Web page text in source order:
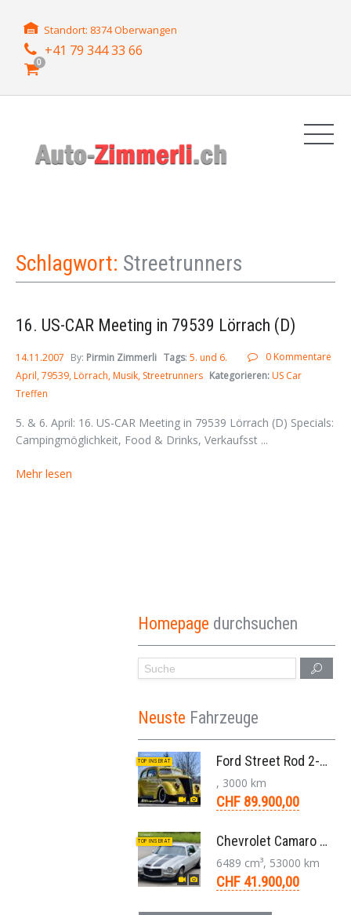
Standort: 8374 Oberwangen
+41 79 344 33 66
0
Schlagwort: Streetrunners
16. US-CAR Meeting in 79539 Lörrach (D)
0 Kommentare
14.11.2007 By: Pirmin Zimmerli Tags: 5. und 6.
April 79539 Lörrach Musik Streetrunners Kategorieren:US Car
Treffen
5. & 6. April: 16. US-CAR Meeting in 79539 Lörrach (D) Specials:
Campingmöglichkeit, Food & Drinks, Verkaufsst ...
Mehr lesen
Homepage durchsuchen
Neuste Fahrzeuge
TOP INSERAT Ford Street Rod 2-Door V8 Aut. 1937
, 3000 km
CHF 89.900,00
TOP INSERAT Chevrolet Camaro SS 396 LS3 Coupe Aut. 1971
6489 cm³, 53000 km
CHF 41.900,00